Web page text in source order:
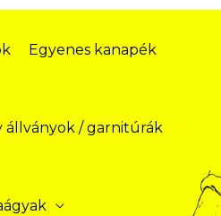
Egyenes kanapék
állványok / garnitúrák